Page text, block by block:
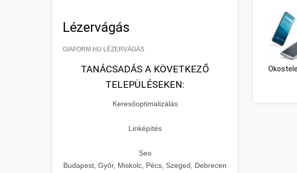
Lézervágás
GIAFORM.HU LÉZERVÁGÁS
TANÁCSADÁS A KÖVETKEZŐ
TELEPÜLÉSEKEN:
Keresőoptimalizálás
Linképítés
Seo
Budapest, Győr, Miskolc, Pécs, Szeged, Debrecen